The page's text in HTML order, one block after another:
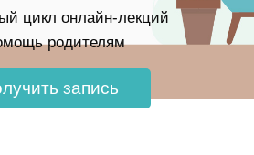
цикл онлайн-лекций
родителям
запись